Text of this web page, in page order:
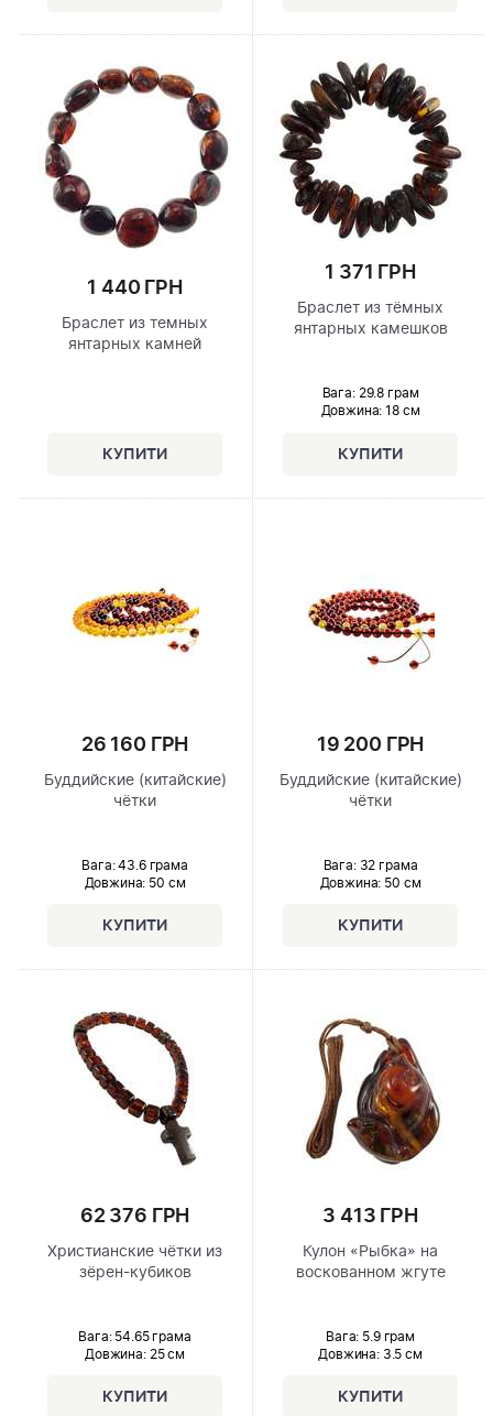
1 440 ГРН
Браслет из темных
янтарных камней
1 371 ГРН
Браслет из тёмных
янтарных камешков
Вага: 29.8 грам
Довжина: 18 см
26 160 ГРН
Буддийские (китайские)
чётки
Вага: 43.6 грама
Довжина: 50 см
19 200 ГРН
Буддийские (китайские)
чётки
Вага: 32 грама
Довжина: 50 см
62 376 ГРН
Христианские чётки из
зёрен-кубиков
Вага: 54.65 грама
Довжина:25 см
3 413 ГРН
Кулон «Рыбка» на
воскованном жгуте
Вага: 5.9 грам
Довжина:3.5 см